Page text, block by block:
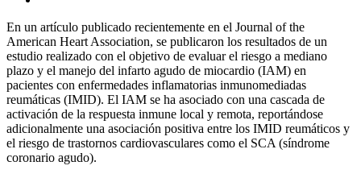
En un artículo publicado recientemente en el Journal of the
American Heart Association, se publicaron los resultados de un
estudio realizado con el objetivo de evaluar el riesgo a mediano
plazo y el manejo del infarto agudo de miocardio (IAM) en
pacientes con enfermedades inflamatorias inmunomediadas
reumáticas (IMID). El IAM se ha asociado con una cascada de
activación de la respuesta inmune local y remota, reportándose
adicionalmente una asociación positiva entre los IMID reumáticos y
el riesgo de trastornos cardiovasculares como el SCA (síndrome
coronario agudo).